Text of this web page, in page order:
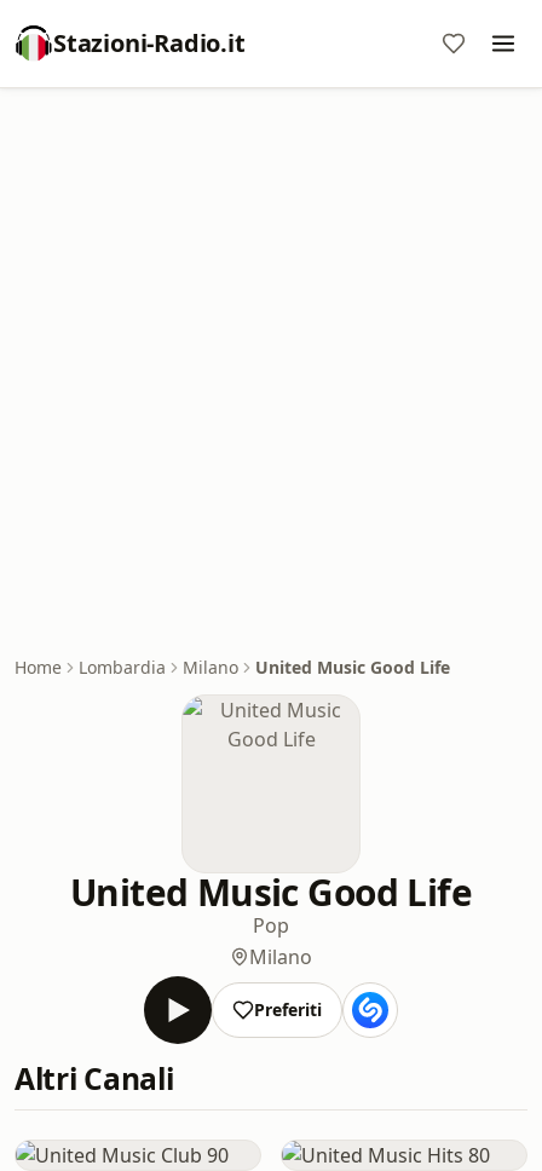
Stazioni-Radio.it
Home Lombardia Milano United Music Good Life
United Music Good Life
Pop
Milano
Preferiti
Altri Canali